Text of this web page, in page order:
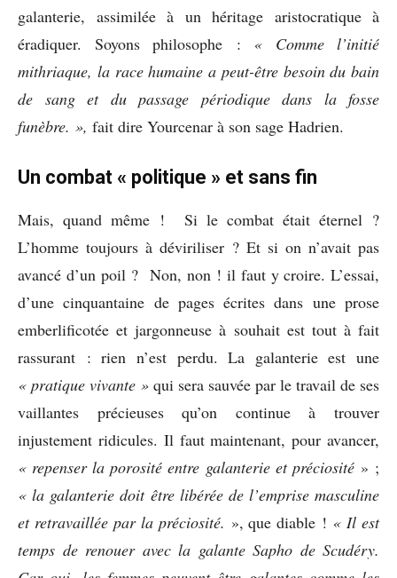
galanterie, assimilée à un héritage aristocratique à
éradiquer. Soyons philosophe : « Comme l’initié
mithriaque, la race humaine a peut-être besoin du bain
de sang et du passage périodique dans la fosse
funèbre. », fait dire Yourcenar à son sage Hadrien.
Un combat « politique » et sans fin
Mais, quand même ! Si le combat était éternel ?
L’homme toujours à déviriliser ? Et si on n’avait pas
avancé d’un poil ? Non, non ! il faut y croire. L’essai,
d’une cinquantaine de pages écrites dans une prose
emberlificotée et jargonneuse à souhait est tout à fait
rassurant : rien n’est perdu. La galanterie est une
« pratique vivante » qui sera sauvée par le travail de ses
vaillantes précieuses qu’on continue à trouver
injustement ridicules. Il faut maintenant, pour avancer,
« repenser la porosité entre galanterie et préciosité» ;
« la galanterie doit être libérée de l’emprise masculine
et retravaillée par la préciosité. », que diable ! « Il est
temps de renouer avec la galante Sapho de Scudéry.